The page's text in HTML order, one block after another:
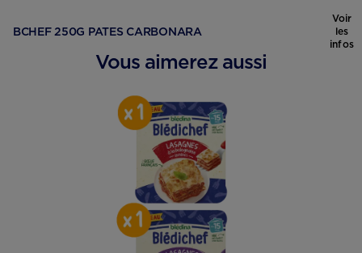
BCHEF 250G PATES CARBONARA
Voir
les
infos
Vous aimerez aussi